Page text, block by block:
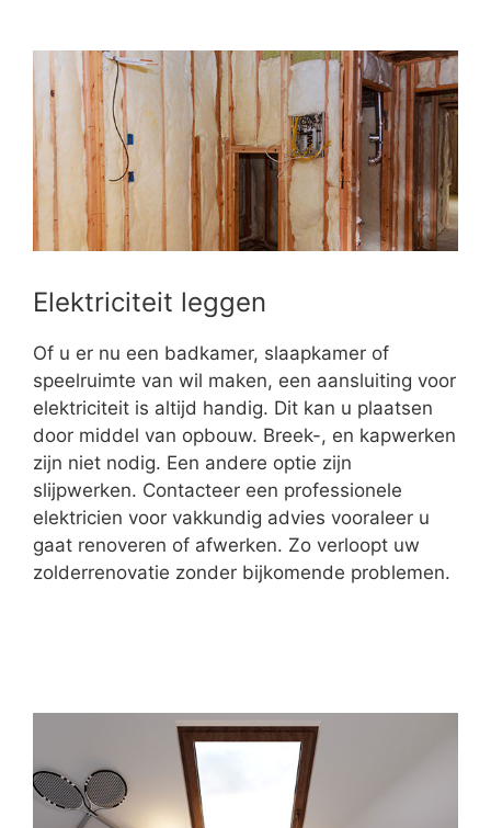
Elektriciteit leggen
Of u er nu een badkamer, slaapkamer of
speelruimte van wil maken, een aansluiting voor
elektriciteit is altijd handig. Dit kan u plaatsen
door middel van opbouw. Breek-, en kapwerken
zijn niet nodig. Een andere optie zijn
slijpwerken. Contacteer een professionele
elektricien voor vakkundig advies vooraleer u
gaat renoveren of afwerken. Zo verloopt uw
zolderrenovatie zonder bijkomende problemen.